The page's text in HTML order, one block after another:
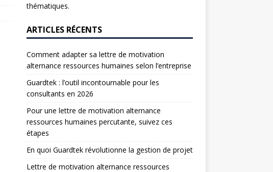
thématiques.
ARTICLES RÉCENTS
Comment adapter sa lettre de motivation
alternance ressources humaines selon l’entreprise
Guardtek : l’outil incontournable pour les
consultants en 2026
Pour une lettre de motivation alternance
ressources humaines percutante, suivez ces
étapes
En quoi Guardtek révolutionne la gestion de projet
Lettre de motivation alternance ressources